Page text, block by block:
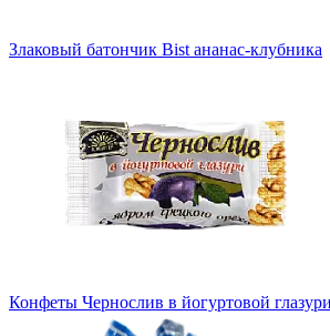
Злаковый батончик Bist ананас-клубника
Конфеты Чернослив в йогуртовой